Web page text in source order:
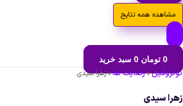
مشاهده همه نتایج
0 تومان 0 سبد خرید
»رضایت ها»زهرا سیدی
سیدی